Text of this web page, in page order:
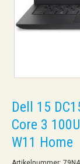
Dell 15
Core 3
W11 Home